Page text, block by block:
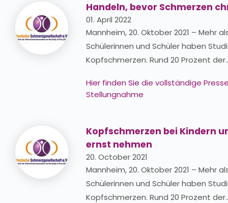
Handeln, bevor Schmerzen
01. April 2022
Mannheim, 20. Oktober 2021 – Mehr
Schülerinnen und Schüler haben
Kopfschmerzen. Rund 20 Prozent
Hier finden Sie die vollständige
Stellungnahme
Kopfschmerzen bei Kindern
ernst nehmen
20. October 2021
Mannheim, 20. Oktober 2021 – Mehr
Schülerinnen und Schüler haben
Kopfschmerzen. Rund 20 Prozent